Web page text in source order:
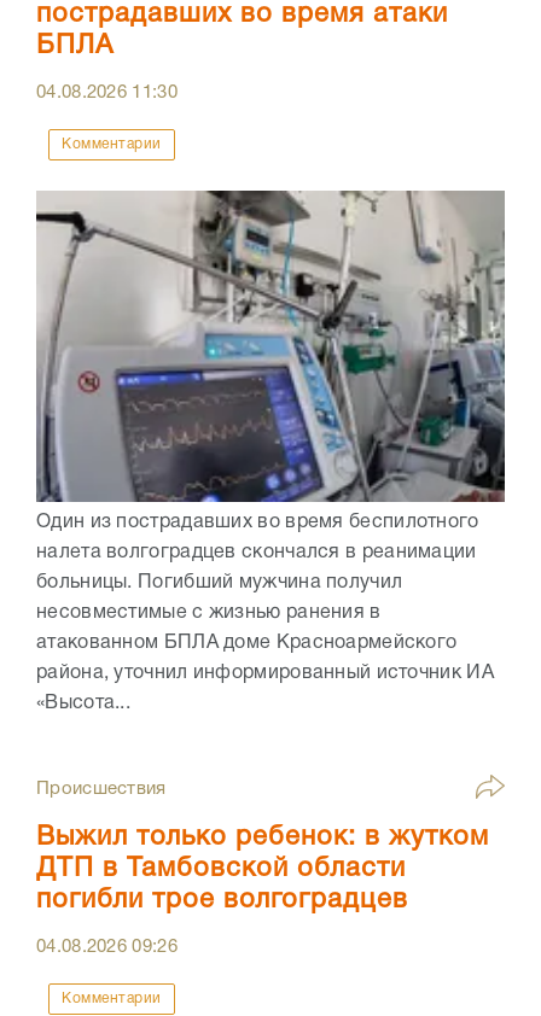
пострадавших во время атаки
БПЛА
04.08.2026 11:30
Комментарии
Один из пострадавших во время беспилотного
налета волгоградцев скончался в реанимации
больницы. Погибший мужчина получил
несовместимые с жизнью ранения в
атакованном БПЛА доме Красноармейского
района, уточнил информированный источник ИА
«Высота...
Происшествия
Выжил только ребенок: в жутком
ДТП в Тамбовской области
погибли трое волгоградцев
04.08.202609:26
Комментарии